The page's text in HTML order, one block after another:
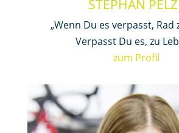
STEPHAN
„Wenn Du es verpasst, Rad
Verpasst Du es, zu
zum Profil